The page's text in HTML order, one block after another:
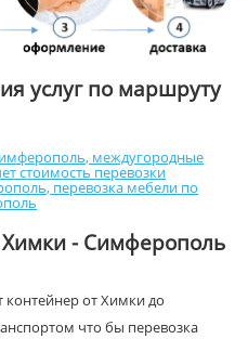
услуг по маршруту
, междугородные
стоимость перевозки
, перевозка мебели по
Химки - Симферополь
контейнер от Химки до
что бы перевозка